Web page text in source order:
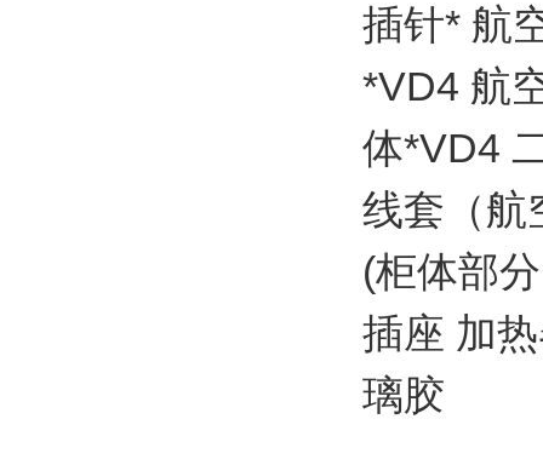
插针* 航
*VD4 航
体*VD4
线套（航
(柜体部
插座 加
璃胶